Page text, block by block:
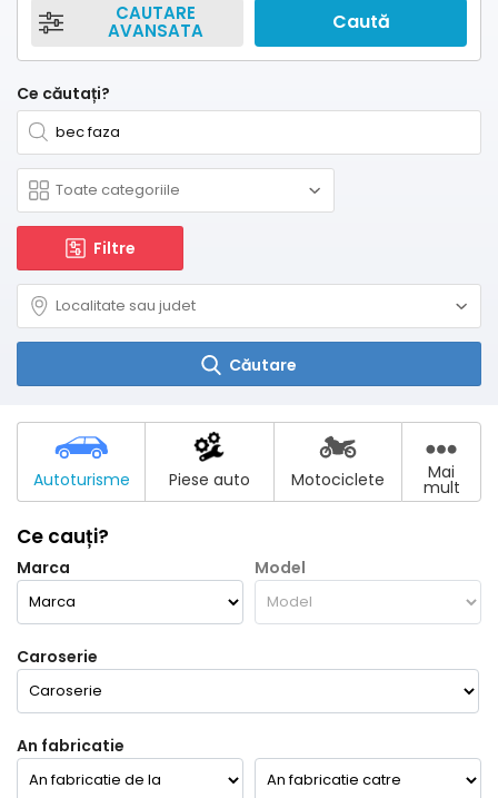
CAUTARE
AVANSATA Caută
Ce căutați?
Filtre
Căutare
Autoturisme Piese auto Motociclete Mai
mult
Ce cauți?
Marca Model
Caroserie
An fabricatie